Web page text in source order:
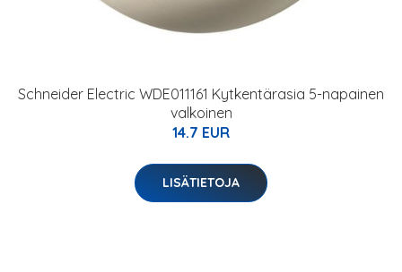
Schneider Electric WDE011161 Kytkentärasia 5-napainen
valkoinen
14.7 EUR
LISÄTIETOJA